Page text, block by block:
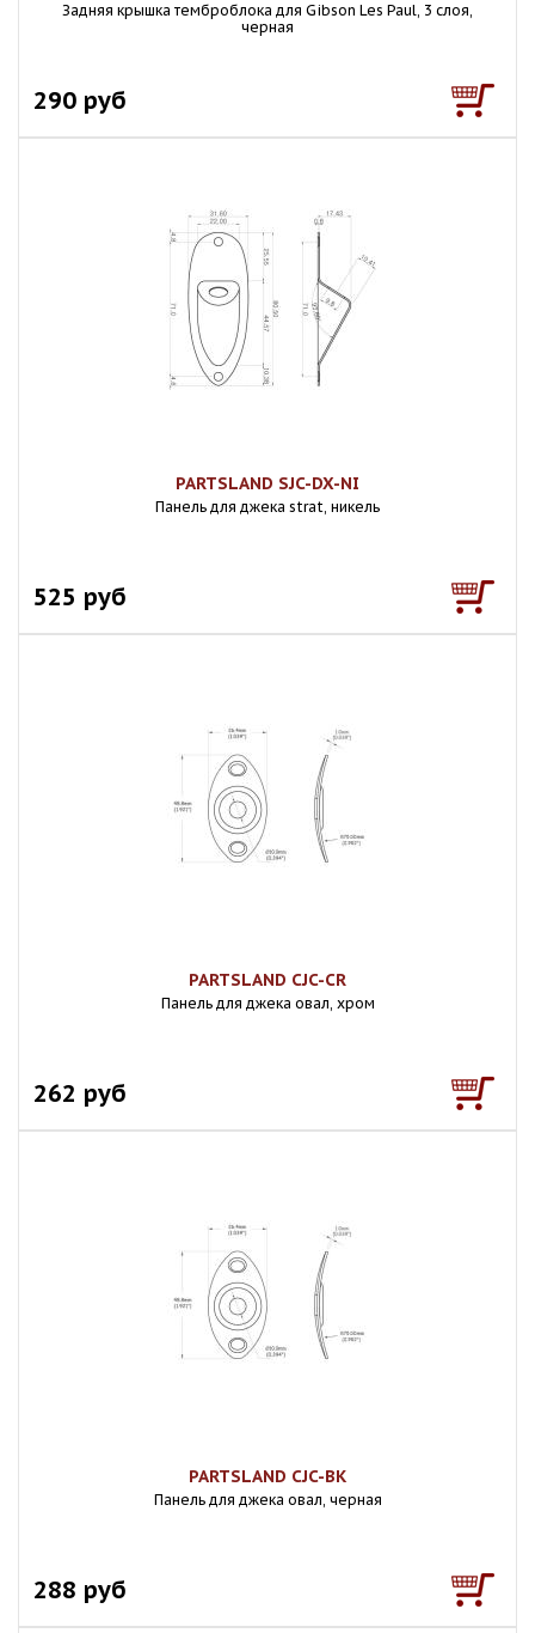
Задняя крышка темброблока для Gibson Les Paul, 3 слоя,
черная
290 руб
PARTSLAND SJC-DX-NI
Панель для джека strat, никель
525 руб
PARTSLAND CJC-CR
Панель для джека овал, хром
262 руб
PARTSLAND CJC-BK
Панель для джека овал, черная
288 руб